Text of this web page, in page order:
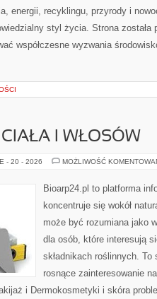
energii, recyklingu, przyrody i
styl życia. Strona została
współczesne wyzwania
CIAŁA I WŁOSÓW
- 20 - 2026 MOŻLIWOŚĆ
Bioarp24.pl to platforma
koncentruje się wokół
może być rozumiana jako
dla osób, które interesują
składnikach roślinnych.
rosnące zainteresowanie
i Dermokosmetyki i skóra